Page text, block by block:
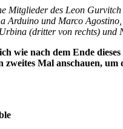
Mitglieder des Leon
und Marco
(dritter von rechts) und
wie nach dem Ende
zweites Mal anschauen,